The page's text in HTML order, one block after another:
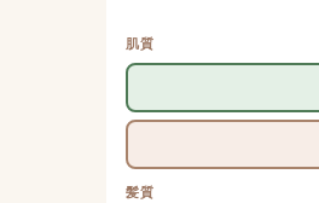
肌質
髪質